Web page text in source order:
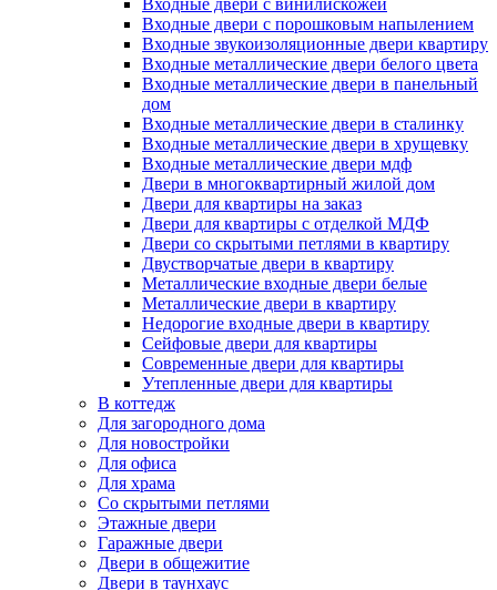
Входные двери с винилискожей
Входные двери с порошковым напылением
Входные звукоизоляционные двери квартиру
Входные металлические двери белого цвета
Входные металлические двери в панельный
дом
Входные металлические двери в сталинку
Входные металлические двери в хрущевку
Входные металлические двери мдф
Двери в многоквартирный жилой дом
Двери для квартиры на заказ
Двери для квартиры с отделкой МДФ
Двери со скрытыми петлями в квартиру
Двустворчатые двери в квартиру
Металлические входные двери белые
Металлические двери в квартиру
Недорогие входные двери в квартиру
Сейфовые двери для квартиры
Современные двери для квартиры
Утепленные двери для квартиры
В коттедж
Для загородного дома
Для новостройки
Для офиса
Для храма
Со скрытыми петлями
Этажные двери
Гаражные двери
Двери в общежитие
Двери в таунхаус